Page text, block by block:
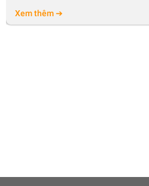
Xem thêm ➔